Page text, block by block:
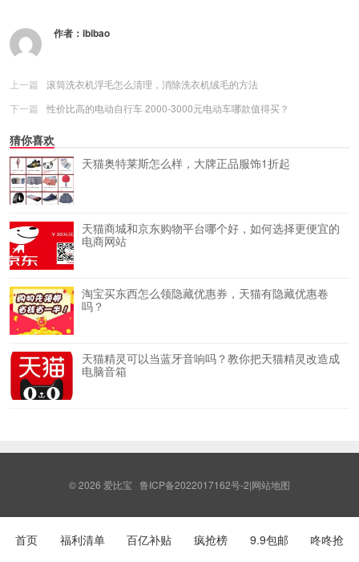
作者： ibibao
上一篇
滚筒洗衣机浮毛怎么清理，消除洗衣机绒毛的方法
下一篇
性价比高的电动自行车 2000-3000元电动车哪款值得买？
猜你喜欢
天猫奥特莱斯怎么样，大牌正品服饰1折起
天猫商城和京东购物平台哪个好，如何选择更便宜的
电商网站
淘宝买东西怎么领隐藏优惠券，天猫有隐藏优惠卷
吗？
天猫精灵可以当蓝牙音响吗？教你把天猫精灵改造成
电脑音箱
© 2026 爱比宝 鲁ICP备2022017162号-2|网站地图
首页 福利清单 百亿补贴 疯抢榜 9.9包邮 咚咚抢